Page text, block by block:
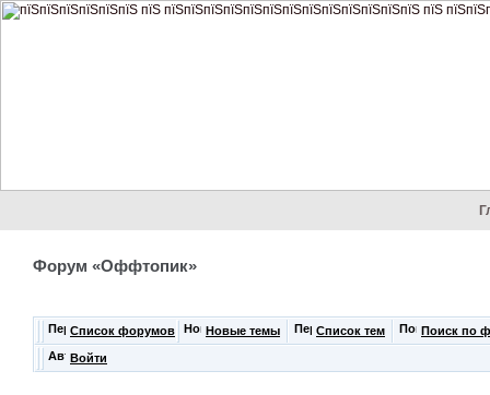
Форум «Оффтопик»
Список форумов Новые темы Список тем Поиск по
Войти